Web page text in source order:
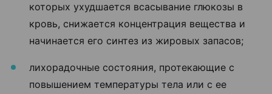
которых ухудшается всасывание глюкозы в
кровь, снижается концентрация вещества и
начинается его синтез из жировых запасов;
лихорадочные состояния, протекающие с
повышением температуры тела или с ее